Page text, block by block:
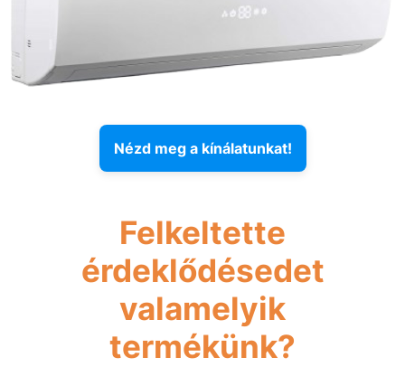
Nézd meg a kínálatunkat!
Felkeltette
érdeklődésedet
valamelyik
termékünk?